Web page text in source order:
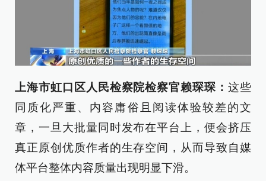
上海市虹口区人民检察院检察官赖琛琛：这些
同质化严重、内容庸俗且阅读体验较差的文
章，一旦大批量同时发布在平台上，便会挤压
真正原创优质作者的生存空间，从而导致自媒
体平台整体内容质量出现明显下滑。